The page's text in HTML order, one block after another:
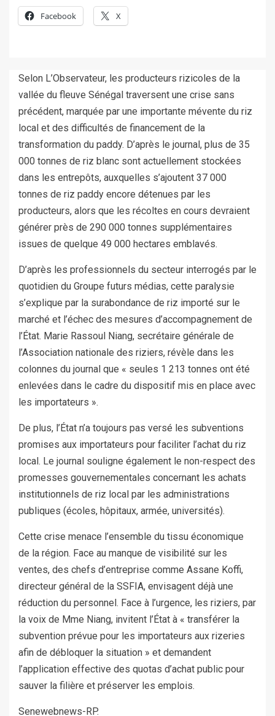
Facebook X
Selon L’Observateur, les producteurs rizicoles de la
vallée du fleuve Sénégal traversent une crise sans
précédent, marquée par une importante mévente du riz
local et des difficultés de financement de la
transformation du paddy. D’après le journal, plus de 35
000 tonnes de riz blanc sont actuellement stockées
dans les entrepôts, auxquelles s’ajoutent 37 000
tonnes de riz paddy encore détenues par les
producteurs, alors que les récoltes en cours devraient
générer près de 290 000 tonnes supplémentaires
issues de quelque 49 000 hectares emblavés.
D’après les professionnels du secteur interrogés par le
quotidien du Groupe futurs médias, cette paralysie
s’explique par la surabondance de riz importé sur le
marché et l’échec des mesures d’accompagnement de
l’État. Marie Rassoul Niang, secrétaire générale de
l’Association nationale des riziers, révèle dans les
colonnes du journal que « seules 1 213 tonnes ont été
enlevées dans le cadre du dispositif mis en place avec
les importateurs ».
De plus, l’État n’a toujours pas versé les subventions
promises aux importateurs pour faciliter l’achat du riz
local. Le journal souligne également le non-respect des
promesses gouvernementales concernant les achats
institutionnels de riz local par les administrations
publiques (écoles, hôpitaux, armée, universités).
Cette crise menace l’ensemble du tissu économique
de la région. Face au manque de visibilité sur les
ventes, des chefs d’entreprise comme Assane Koffi,
directeur général de la SSFIA, envisagent déjà une
réduction du personnel. Face à l’urgence, les riziers, par
la voix de Mme Niang, invitent l’État à « transférer la
subvention prévue pour les importateurs aux rizeries
afin de débloquer la situation » et demandent
l’application effective des quotas d’achat public pour
sauver la filière et préserver les emplois.
Senewebnews-RP.